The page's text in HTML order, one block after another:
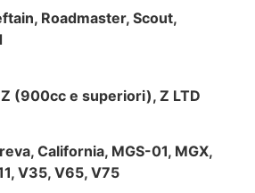
Roadmaster, Scout,
Z (900cc e superiori), Z LTD
California, MGS-01, MGX,
V35, V65, V75